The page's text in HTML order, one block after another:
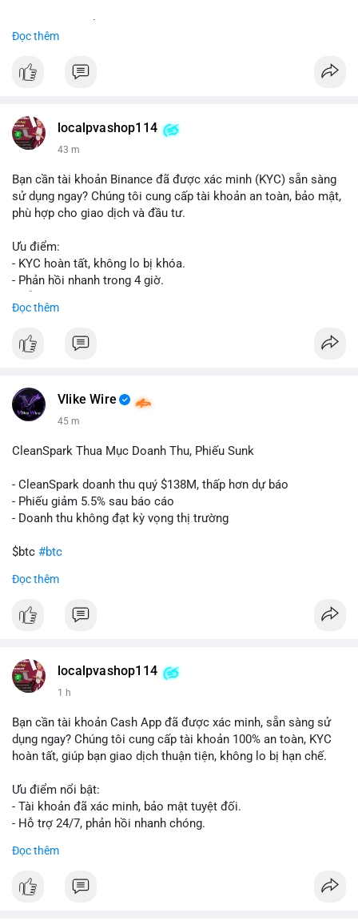
📞 WhatsApp: +1 660 215-8938
📧 Email: localpvashop@gmail.com
của bạn!
Đọc thêm
localpvashop114
43 m
Bạn cần tài khoản Binance đã được xác minh (KYC) sẵn sàng
sử dụng ngay? Chúng tôi cung cấp tài khoản an toàn, bảo mật,
phù hợp cho giao dịch và đầu tư.
Ưu điểm:
- KYC hoàn tất, không lo bị khóa.
- Phản hồi nhanh trong 4 giờ.
📞 WhatsApp: +1 660 215-8938
Đọc thêm
Vlike Wire
45 m
CleanSpark Thua Mục Doanh Thu, Phiếu Sunk
- CleanSpark doanh thu quý $138M, thấp hơn dự báo
- Phiếu giảm 5.5% sau báo cáo
- Doanh thu không đạt kỳ vọng thị trường
$btc #btc
#vlikevn
📰 Nguồn: Cointelegraph
Đọc thêm
localpvashop114
1 h
Bạn cần tài khoản Cash App đã được xác minh, sẵn sàng sử
dụng ngay? Chúng tôi cung cấp tài khoản 100% an toàn, KYC
hoàn tất, giúp bạn giao dịch thuận tiện, không lo bị hạn chế.
Ưu điểm nổi bật:
- Tài khoản đã xác minh, bảo mật tuyệt đối.
- Hỗ trợ 24/7, phản hồi nhanh chóng.
nay:
Đọc thêm